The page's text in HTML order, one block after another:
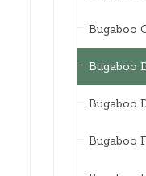
Bugaboo
Bugaboo
Bugaboo
Bugaboo